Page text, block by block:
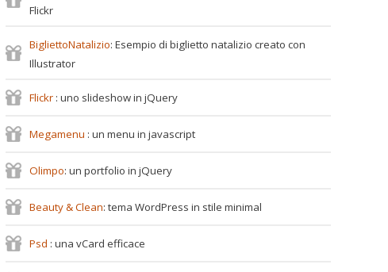
Flickr
BigliettoNatalizio: Esempio di biglietto natalizio creato con
Illustrator
Flickr : uno slideshow in jQuery
Megamenu : un menu in javascript
Olimpo: un portfolio in jQuery
Beauty & Clean: tema WordPress in stile minimal
Psd : una vCard efficace